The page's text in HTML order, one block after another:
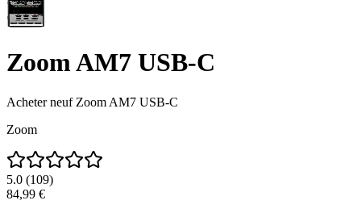
Zoom AM7 USB-C
Acheter neuf Zoom AM7 USB-C
Zoom
5.0 (109)
84,99 €